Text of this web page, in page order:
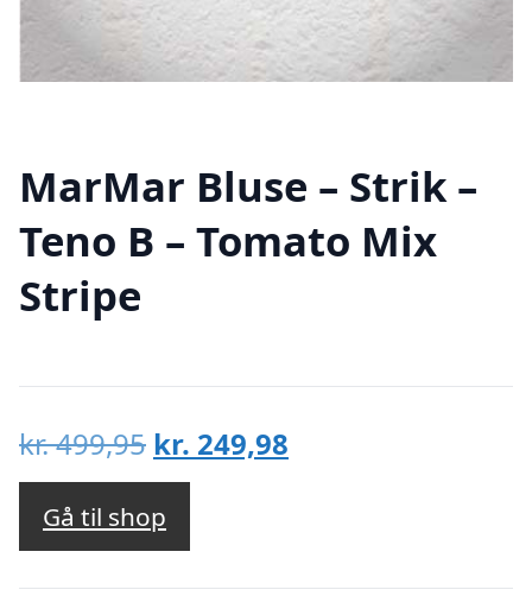
MarMar Bluse – Strik –
Teno B – Tomato Mix
Stripe
kr.499,95 Den
oprindelige
pris
var:
kr. 499,95.
kr. 249,98
kr. 249,98.
Gå til shop